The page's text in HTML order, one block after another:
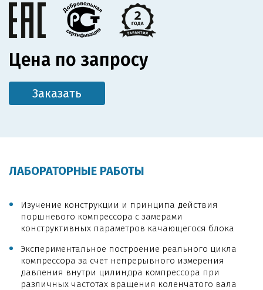
Цена по запросу
Заказать
ЛАБОРАТОРНЫЕ РАБОТЫ
Изучение конструкции и принципа действия
поршневого компрессора с замерами
конструктивных параметров качающегося блока
Экспериментальное построение реального цикла
компрессора за счет непрерывного измерения
давления внутри цилиндра компрессора при
различных частотах вращения коленчатого вала